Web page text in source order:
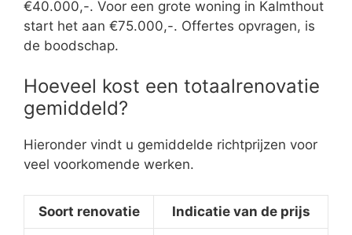
€40.000,-. Voor een grote woning in Kalmthout
start het aan €75.000,-. Offertes opvragen, is
de boodschap.
Hoeveel kost een totaalrenovatie
gemiddeld?
Hieronder vindt u gemiddelde richtprijzen voor
veel voorkomende werken.
Soort renovatie Indicatie van de prijs